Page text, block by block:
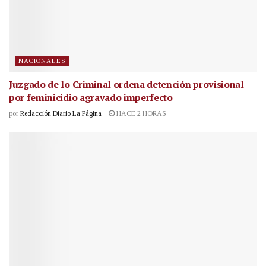
NACIONALES
Juzgado de lo Criminal ordena detención provisional
por feminicidio agravado imperfecto
por Redacción Diario La Página HACE 2 HORAS